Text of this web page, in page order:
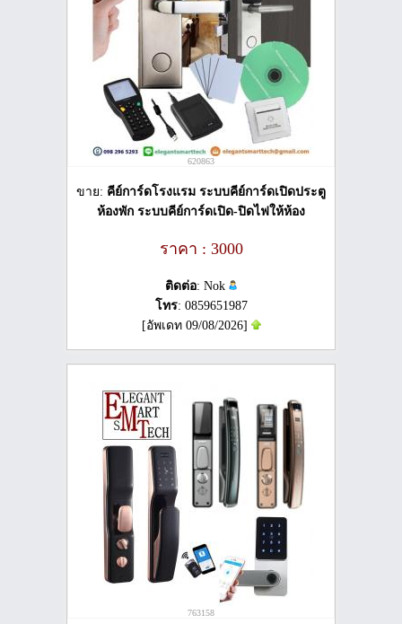
620863
ขาย: คีย์การ์ดโรงแรม ระบบคีย์การ์ดเปิดประตู
ห้องพัก ระบบคีย์การ์ดเปิด-ปิดไฟให้ห้อง
ราคา : 3000
ติดต่อ: Nok
โทร: 0859651987
[อัพเดท 09/08/2026]
763158